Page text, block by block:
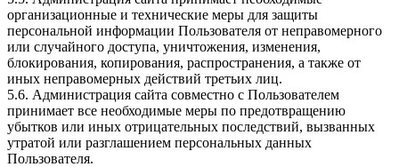
организационные и технические меры для защиты
персональной информации Пользователя от неправомерного
или случайного доступа, уничтожения, изменения,
блокирования, копирования, распространения, а также от
иных неправомерных действий третьих лиц.
5.6. Администрация сайта совместно с Пользователем
принимает все необходимые меры по предотвращению
убытков или иных отрицательных последствий, вызванных
утратой или разглашением персональных данных
Пользователя.